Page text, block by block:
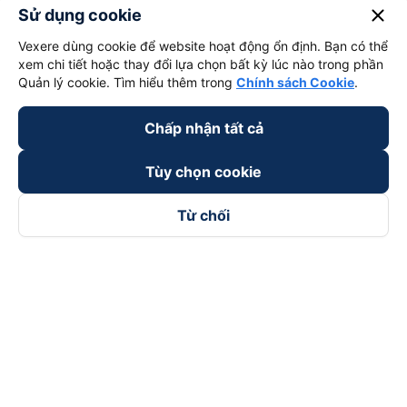
Sử dụng cookie close
Vexere dùng cookie để website hoạt động ổn định. Bạn có thể
xem chi tiết hoặc thay đổi lựa chọn bất kỳ lúc nào trong phần
Quản lý cookie. Tìm hiểu thêm trong Chính sách Cookie.
Chấp nhận tất cả
Tùy chọn cookie
Từ chối